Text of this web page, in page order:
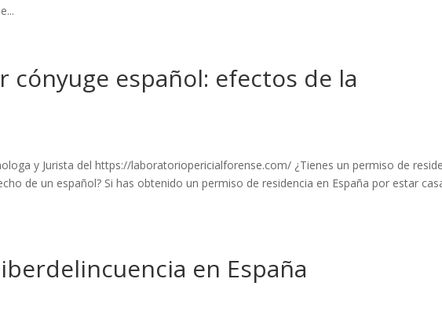
cónyuge español: efectos de la
y Jurista del https://laboratoriopericialforense.com/ ¿Tienes un permiso de
de un español? Si has obtenido un permiso de residencia en España por estar
en España